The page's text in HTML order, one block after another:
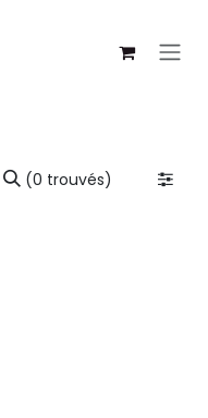
(0 trouvés)